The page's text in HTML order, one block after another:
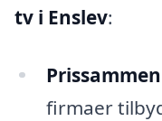
tv i Enslev:
firmaer